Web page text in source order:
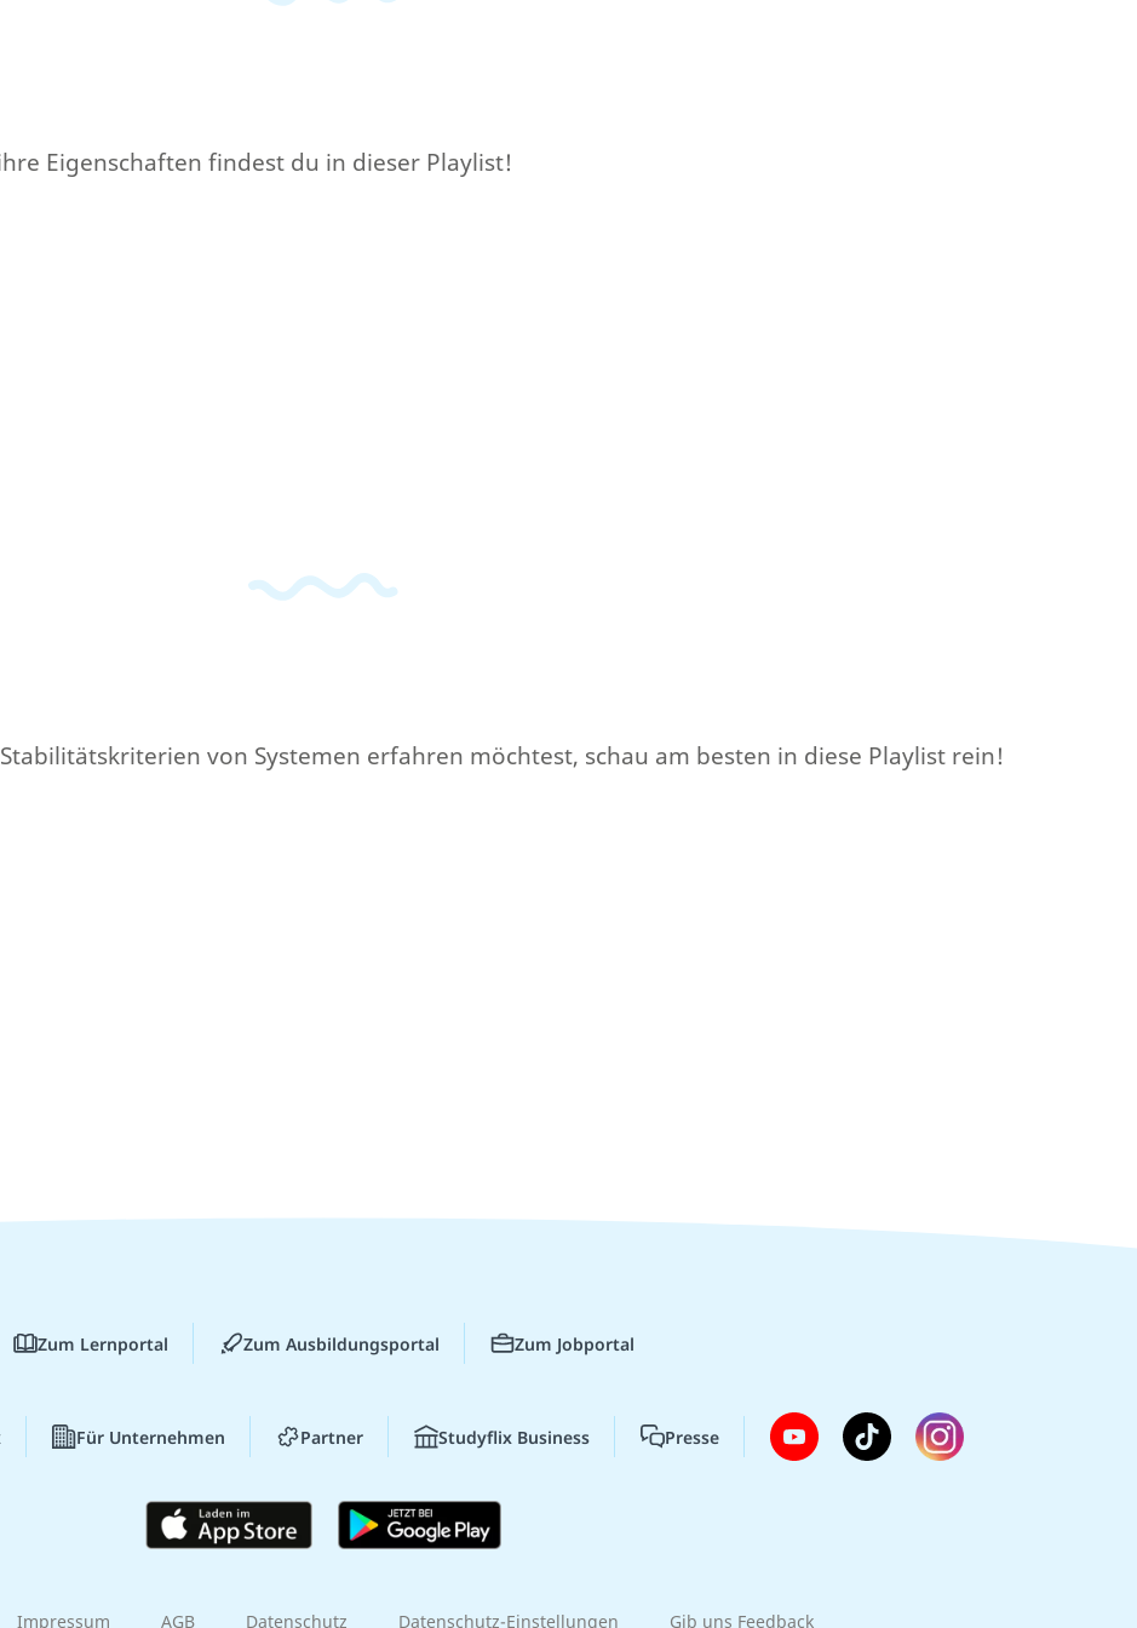
Eigenschaften findest du in dieser Playlist!
von Systemen erfahren möchtest, schau am besten in diese Playlist rein!
Zum Lernportal Zum Ausbildungsportal Zum Jobportal
Für Unternehmen Partner Studyflix Business Presse
Impressum AGB Datenschutz Datenschutz-Einstellungen Gib uns Feedback